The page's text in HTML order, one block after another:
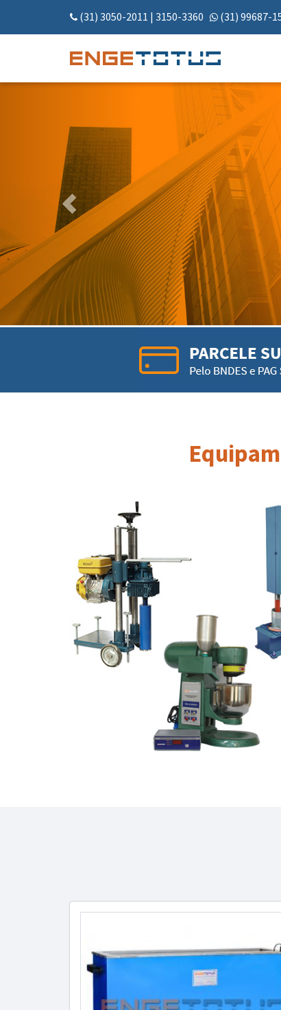
(31) 3050-2011 | 3150-3360 (31) 99687-